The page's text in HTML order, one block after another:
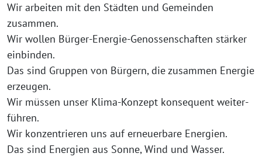
Wir arbeiten mit den Städten und Gemeinden
zusammen.
Wir wollen Bürger-Energie-Genossenschaften stärker
einbinden.
Das sind Gruppen von Bürgern, die zusammen Energie
erzeugen.
Wir müssen unser Klima-Konzept konsequent weiter-
führen.
Wir konzentrieren uns auf erneuerbare Energien.
Das sind Energien aus Sonne, Wind und Wasser.